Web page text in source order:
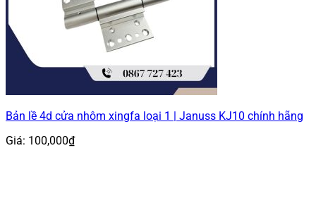
Bản lề 4d cửa nhôm xingfa loại 1 | Januss KJ10 chính hãng
Giá: 100,000₫